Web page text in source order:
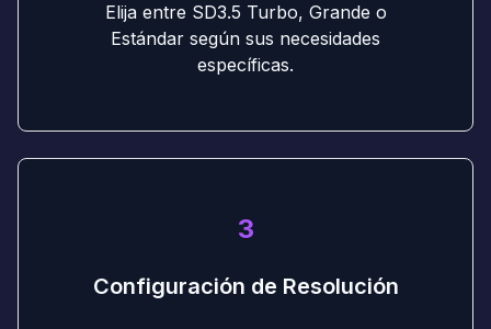
Elija entre SD3.5 Turbo, Grande o
Estándar según sus necesidades
específicas.
3
Configuración de Resolución